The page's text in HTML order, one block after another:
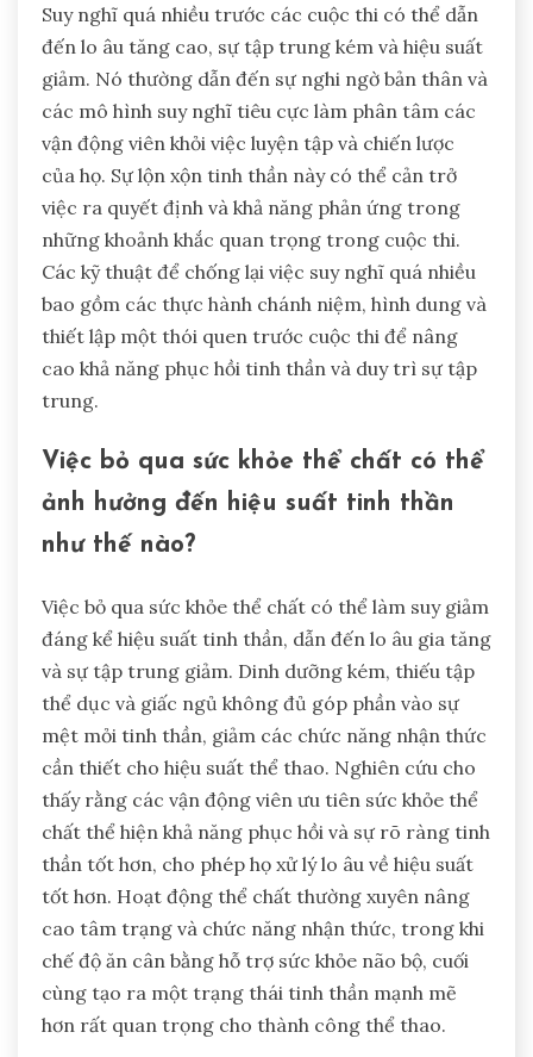
Suy nghĩ quá nhiều trước các cuộc thi có thể dẫn
đến lo âu tăng cao, sự tập trung kém và hiệu suất
giảm. Nó thường dẫn đến sự nghi ngờ bản thân và
các mô hình suy nghĩ tiêu cực làm phân tâm các
vận động viên khỏi việc luyện tập và chiến lược
của họ. Sự lộn xộn tinh thần này có thể cản trở
việc ra quyết định và khả năng phản ứng trong
những khoảnh khắc quan trọng trong cuộc thi.
Các kỹ thuật để chống lại việc suy nghĩ quá nhiều
bao gồm các thực hành chánh niệm, hình dung và
thiết lập một thói quen trước cuộc thi để nâng
cao khả năng phục hồi tinh thần và duy trì sự tập
trung.
Việc bỏ qua sức khỏe thể chất có thể
ảnh hưởng đến hiệu suất tinh thần
như thế nào?
Việc bỏ qua sức khỏe thể chất có thể làm suy giảm
đáng kể hiệu suất tinh thần, dẫn đến lo âu gia tăng
và sự tập trung giảm. Dinh dưỡng kém, thiếu tập
thể dục và giấc ngủ không đủ góp phần vào sự
mệt mỏi tinh thần, giảm các chức năng nhận thức
cần thiết cho hiệu suất thể thao. Nghiên cứu cho
thấy rằng các vận động viên ưu tiên sức khỏe thể
chất thể hiện khả năng phục hồi và sự rõ ràng tinh
thần tốt hơn, cho phép họ xử lý lo âu về hiệu suất
tốt hơn. Hoạt động thể chất thường xuyên nâng
cao tâm trạng và chức năng nhận thức, trong khi
chế độ ăn cân bằng hỗ trợ sức khỏe não bộ, cuối
cùng tạo ra một trạng thái tinh thần mạnh mẽ
hơn rất quan trọng cho thành công thể thao.